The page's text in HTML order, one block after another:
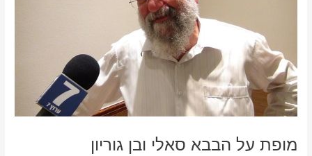
מופת על הבבא סאלי ובן גוריון